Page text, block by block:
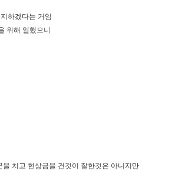
하겠다는 거임
위해 일했으니
치고 현상금을 건것이 잘한것은 아니지만